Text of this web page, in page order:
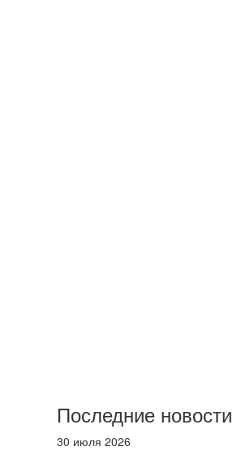
Последние новости
30 июля 2026